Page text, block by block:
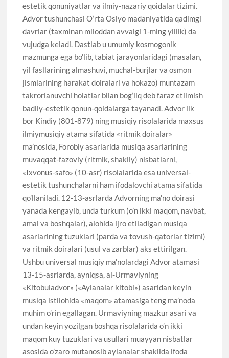
estetik qonuniyatlar va ilmiy-nazariy qoidalar tizimi.
Advor tushunchasi O’rta Osiyo madaniyatida qadimgi
davrlar (taxminan miloddan avvalgi 1-ming yillik) da
vujudga keladi. Dastlab u umumiy kosmogonik
mazmunga ega bo’lib, tabiat jarayonlaridagi (masalan,
yil fasllarining almashuvi, muchal-burjlar va osmon
jismlarining harakat doiralari va hokazo) muntazam
takrorlanuvchi holatlar bilan bog’liq deb faraz etilmish
badiiy-estetik qonun-qoidalarga tayanadi. Advor ilk
bor Kindiy (801-879) ning musiqiy risolalarida maxsus
ilmiymusiqiy atama sifatida «ritmik doiralar»
ma’nosida, Forobiy asarlarida musiqa asarlarining
muvaqqat-fazoviy (ritmik, shakliy) nisbatlarni,
«Ixvonus-safo» (10-asr) risolalarida esa universal-
estetik tushunchalarni ham ifodalovchi atama sifatida
qo’llaniladi. 12-13-asrlarda Advorning ma’no doirasi
yanada kengayib, unda turkum (o’n ikki maqom, navbat,
amal va boshqalar), alohida ijro etiladigan musiqa
asarlarining tuzuklari (parda va tovush-qatorlar tizimi)
va ritmik doiralari (usul va zarblar) aks ettirilgan.
Ushbu universal musiqiy ma’nolardagi Advor atamasi
13-15-asrlarda, ayniqsa, al-Urmaviyning
«Kitobuladvor» («Aylanalar kitobi») asaridan keyin
musiqa istilohida «maqom» atamasiga teng ma’noda
muhim o’rin egallagan. Urmaviyning mazkur asari va
undan keyin yozilgan boshqa risolalarida o’n ikki
maqom kuy tuzuklari va usullari muayyan nisbatlar
asosida o’zaro mutanosib aylanalar shaklida ifoda